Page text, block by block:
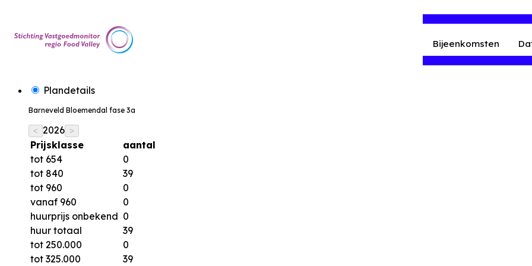
Bijeenkomsten
Plandetails
Barneveld Bloemendal fase 3a
< 2026 >
Prijsklasse
aantal
tot 654
0
tot 840
39
tot 960
0
vanaf 960
0
huurprijs onbekend 0
huur totaal
39
tot 250.000
0
tot 325.000
39